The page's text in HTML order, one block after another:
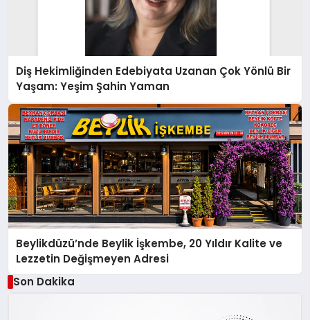
Diş Hekimliğinden Edebiyata Uzanan Çok Yönlü Bir
Yaşam: Yeşim Şahin Yaman
Beylikdüzü’nde Beylik İşkembe, 20 Yıldır Kalite ve
Lezzetin Değişmeyen Adresi
Son Dakika